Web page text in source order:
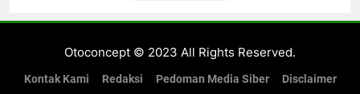
Otoconcept © 2023 All Rights Reserved.
Kontak Kami Redaksi Pedoman Media Siber Disclaimer